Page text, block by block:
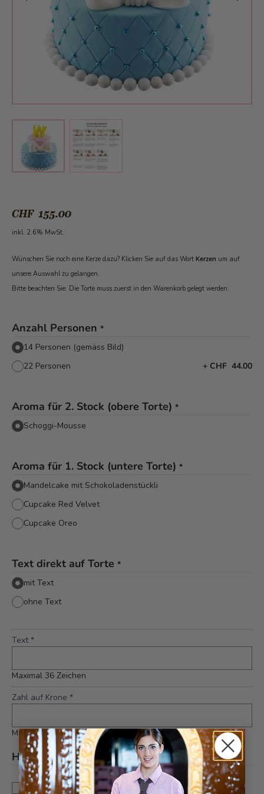
View larger imageView larger image
CHF 155.00
inkl. 2.6% MwSt.
Wünschen Sie noch eine Kerze dazu? Klicken Sie auf das Wort Kerzen um auf
unsere Auswahl zu gelangen.
Bitte beachten Sie: Die Torte muss zuerst in den Warenkorb gelegt werden.
Anzahl Personen *
14 Personen (gemäss Bild)
22 Personen
+ CHF 44.00
Aroma für 2. Stock (obere Torte) *
Schoggi-Mousse
Aroma für 1. Stock (untere Torte) *
Mandelcake mit Schokoladenstückli
Cupcake Red Velvet
Cupcake Oreo
Text direkt auf Torte *
mit Text
ohne Text
Text*
Maximal 36 Zeichen
Zahl auf Krone *
Maximal 2 Zeichen
Hinweis *
Dies ist eine Sonderanfertigung. Änderungen und
Annullationen können bis zu 5 Tagen vor Auslieferung